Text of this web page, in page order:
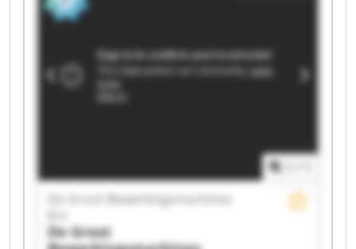
De Groot Bewerkingsmachines
De Groot